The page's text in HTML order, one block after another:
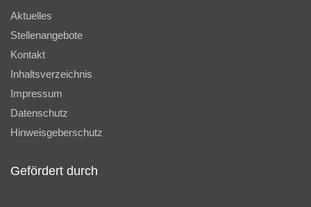
Aktuelles
Stellenangebote
Kontakt
Inhaltsverzeichnis
Impressum
Datenschutz
Hinweisgeberschutz
Gefördert durch